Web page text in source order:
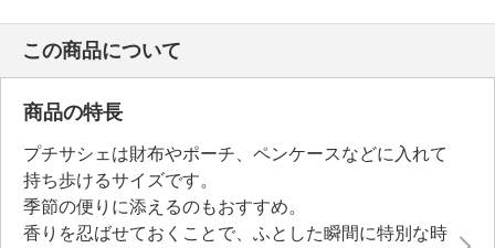
この商品について
商品の特長
プチサシェは財布やポーチ、ペンケースなどに入れて
持ち歩けるサイズです。
季節の便りに添えるのもおすすめ。
香りを忍ばせておくことで、ふとした瞬間に特別な時